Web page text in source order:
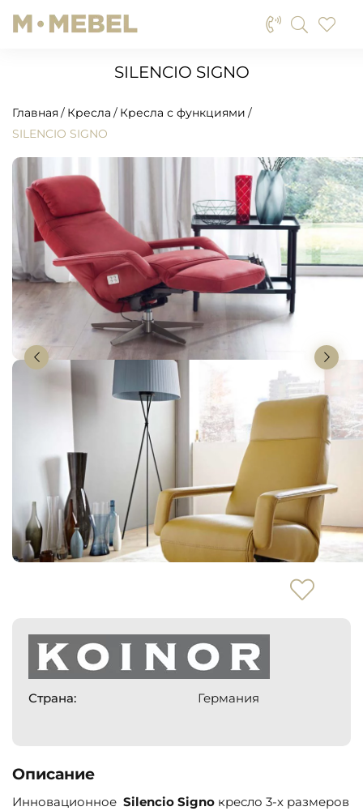
SILENCIO SIGNO
Главная Кресла
Кресла с функциями
SILENCIO SIGNO
Страна: Германия
Описание
Инновационное Silencio Signo кресло 3-х размеров